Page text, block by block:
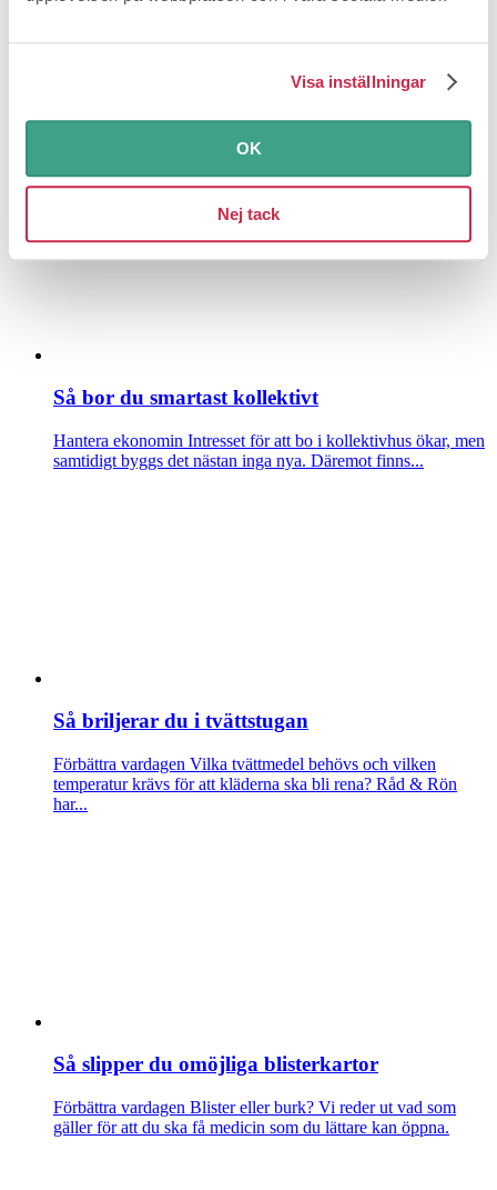
Visa inställningar
OK
Nej tack
Här är bästa råden när du köper kyl och frys
Förbättra vardagenKylskåp och frys är en tung investering
Så bor du smartast kollektivt
Hantera ekonomin Intresset för att bo i kollektivhus ökar, men
samtidigt byggs det nästan inga nya. Däremot finns...
Så briljerar du i tvättstugan
Förbättra vardagen Vilka tvättmedel behövs och vilken
temperatur krävs för att kläderna ska bli rena? Råd & Rön
har...
Så slipper du omöjliga blisterkartor
Förbättra vardagen Blister eller burk? Vi reder ut vad som
gäller för att du ska få medicin som du lättare kan öppna.